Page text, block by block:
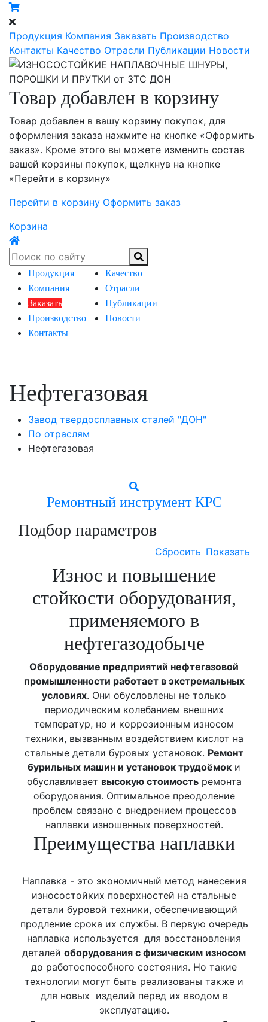
Продукция Компания Заказать Производство
Контакты Качество Отрасли Публикации Новости
Товар добавлен в корзину
Товар добавлен в вашу корзину покупок, для
оформления заказа нажмите на кнопке «Оформить
заказ». Кроме этого вы можете изменить состав
вашей корзины покупок, щелкнув на кнопке
«Перейти в корзину»
Перейти в корзину Оформить заказ
Корзина
Продукция
Компания
Заказать
Производство
Контакты
Качество
Отрасли
Публикации
Новости
Нефтегазовая
Завод твердосплавных сталей "ДОН"
По отраслям
Нефтегазовая
Ремонтный инструмент КРС
Подбор параметров
Показать
Сбросить
Износ и повышение
стойкости оборудования,
применяемого в
нефтегазодобыче
Оборудование предприятий нефтегазовой
промышленности работает в экстремальных
условиях. Они обусловлены не только
периодическим колебанием внешних
температур, но и коррозионным износом
техники, вызванным воздействием кислот на
стальные детали буровых установок. Ремонт
бурильных машин и установок трудоёмок и
обуславливает высокую стоимостьремонта
оборудования. Оптимальное преодоление
проблем связано с внедрением процессов
наплавки изношенных поверхностей.
Преимущества наплавки
Наплавка - это экономичный метод нанесения
износостойких поверхностей на стальные
детали буровой техники, обеспечивающий
продление срока их службы. В первую очередь
наплавка используется для восстановления
деталей оборудования с физическим износом
до работоспособного состояния. Но такие
технологии могут быть реализованы также и
для новых изделий перед их вводом в
эксплуатацию.